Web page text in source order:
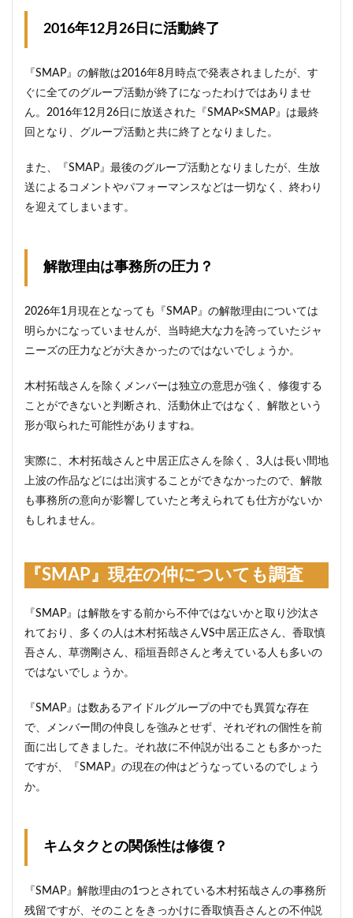
2016年12月26日に活動終了
『SMAP』の解散は2016年8月時点で発表されましたが、す
ぐに全てのグループ活動が終了になったわけではありませ
ん。2016年12月26日に放送された『SMAP×SMAP』は最終
回となり、グループ活動と共に終了となりました。
また、『SMAP』最後のグループ活動となりましたが、生放
送によるコメントやパフォーマンスなどは一切なく、終わり
を迎えてしまいます。
解散理由は事務所の圧力？
2026年1月現在となっても『SMAP』の解散理由については
明らかになっていませんが、当時絶大な力を誇っていたジャ
ニーズの圧力などが大きかったのではないでしょうか。
木村拓哉さんを除くメンバーは独立の意思が強く、修復する
ことができないと判断され、活動休止ではなく、解散という
形が取られた可能性がありますね。
実際に、木村拓哉さんと中居正広さんを除く、3人は長い間地
上波の作品などには出演することができなかったので、解散
も事務所の意向が影響していたと考えられても仕方がないか
もしれません。
『SMAP』現在の仲についても調査
『SMAP』は解散をする前から不仲ではないかと取り沙汰さ
れており、多くの人は木村拓哉さんVS中居正広さん、香取慎
吾さん、草彅剛さん、稲垣吾郎さんと考えている人も多いの
ではないでしょうか。
『SMAP』は数あるアイドルグループの中でも異質な存在
で、メンバー間の仲良しを強みとせず、それぞれの個性を前
面に出してきました。それ故に不仲説が出ることも多かった
ですが、『SMAP』の現在の仲はどうなっているのでしょう
か。
キムタクとの関係性は修復？
『SMAP』解散理由の1つとされている木村拓哉さんの事務所
残留ですが、そのことをきっかけに香取慎吾さんとの不仲説